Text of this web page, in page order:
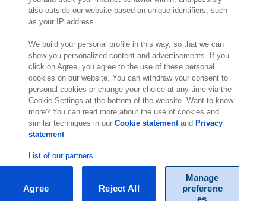
Paseo de la Castellana 200
Planta 9
28046 Madrid
Visítanos
also outside our website based on unique identifiers, such
as your IP address.
We build your personal profile in this way, so that we can
show you personalized content and advertisements. If you
click on Agree, you agree to the use of these personal
cookies on our website. You can withdraw your consent to
personal cookies or change your choice at any time via the
Cookie Settings at the bottom of the website. Want to know
more? You can read more about the use of cookies and
similar techniques in ourCookie statementand Privacy
statement
List of our partners
Manage
preferenc
es
Reject All
Agree